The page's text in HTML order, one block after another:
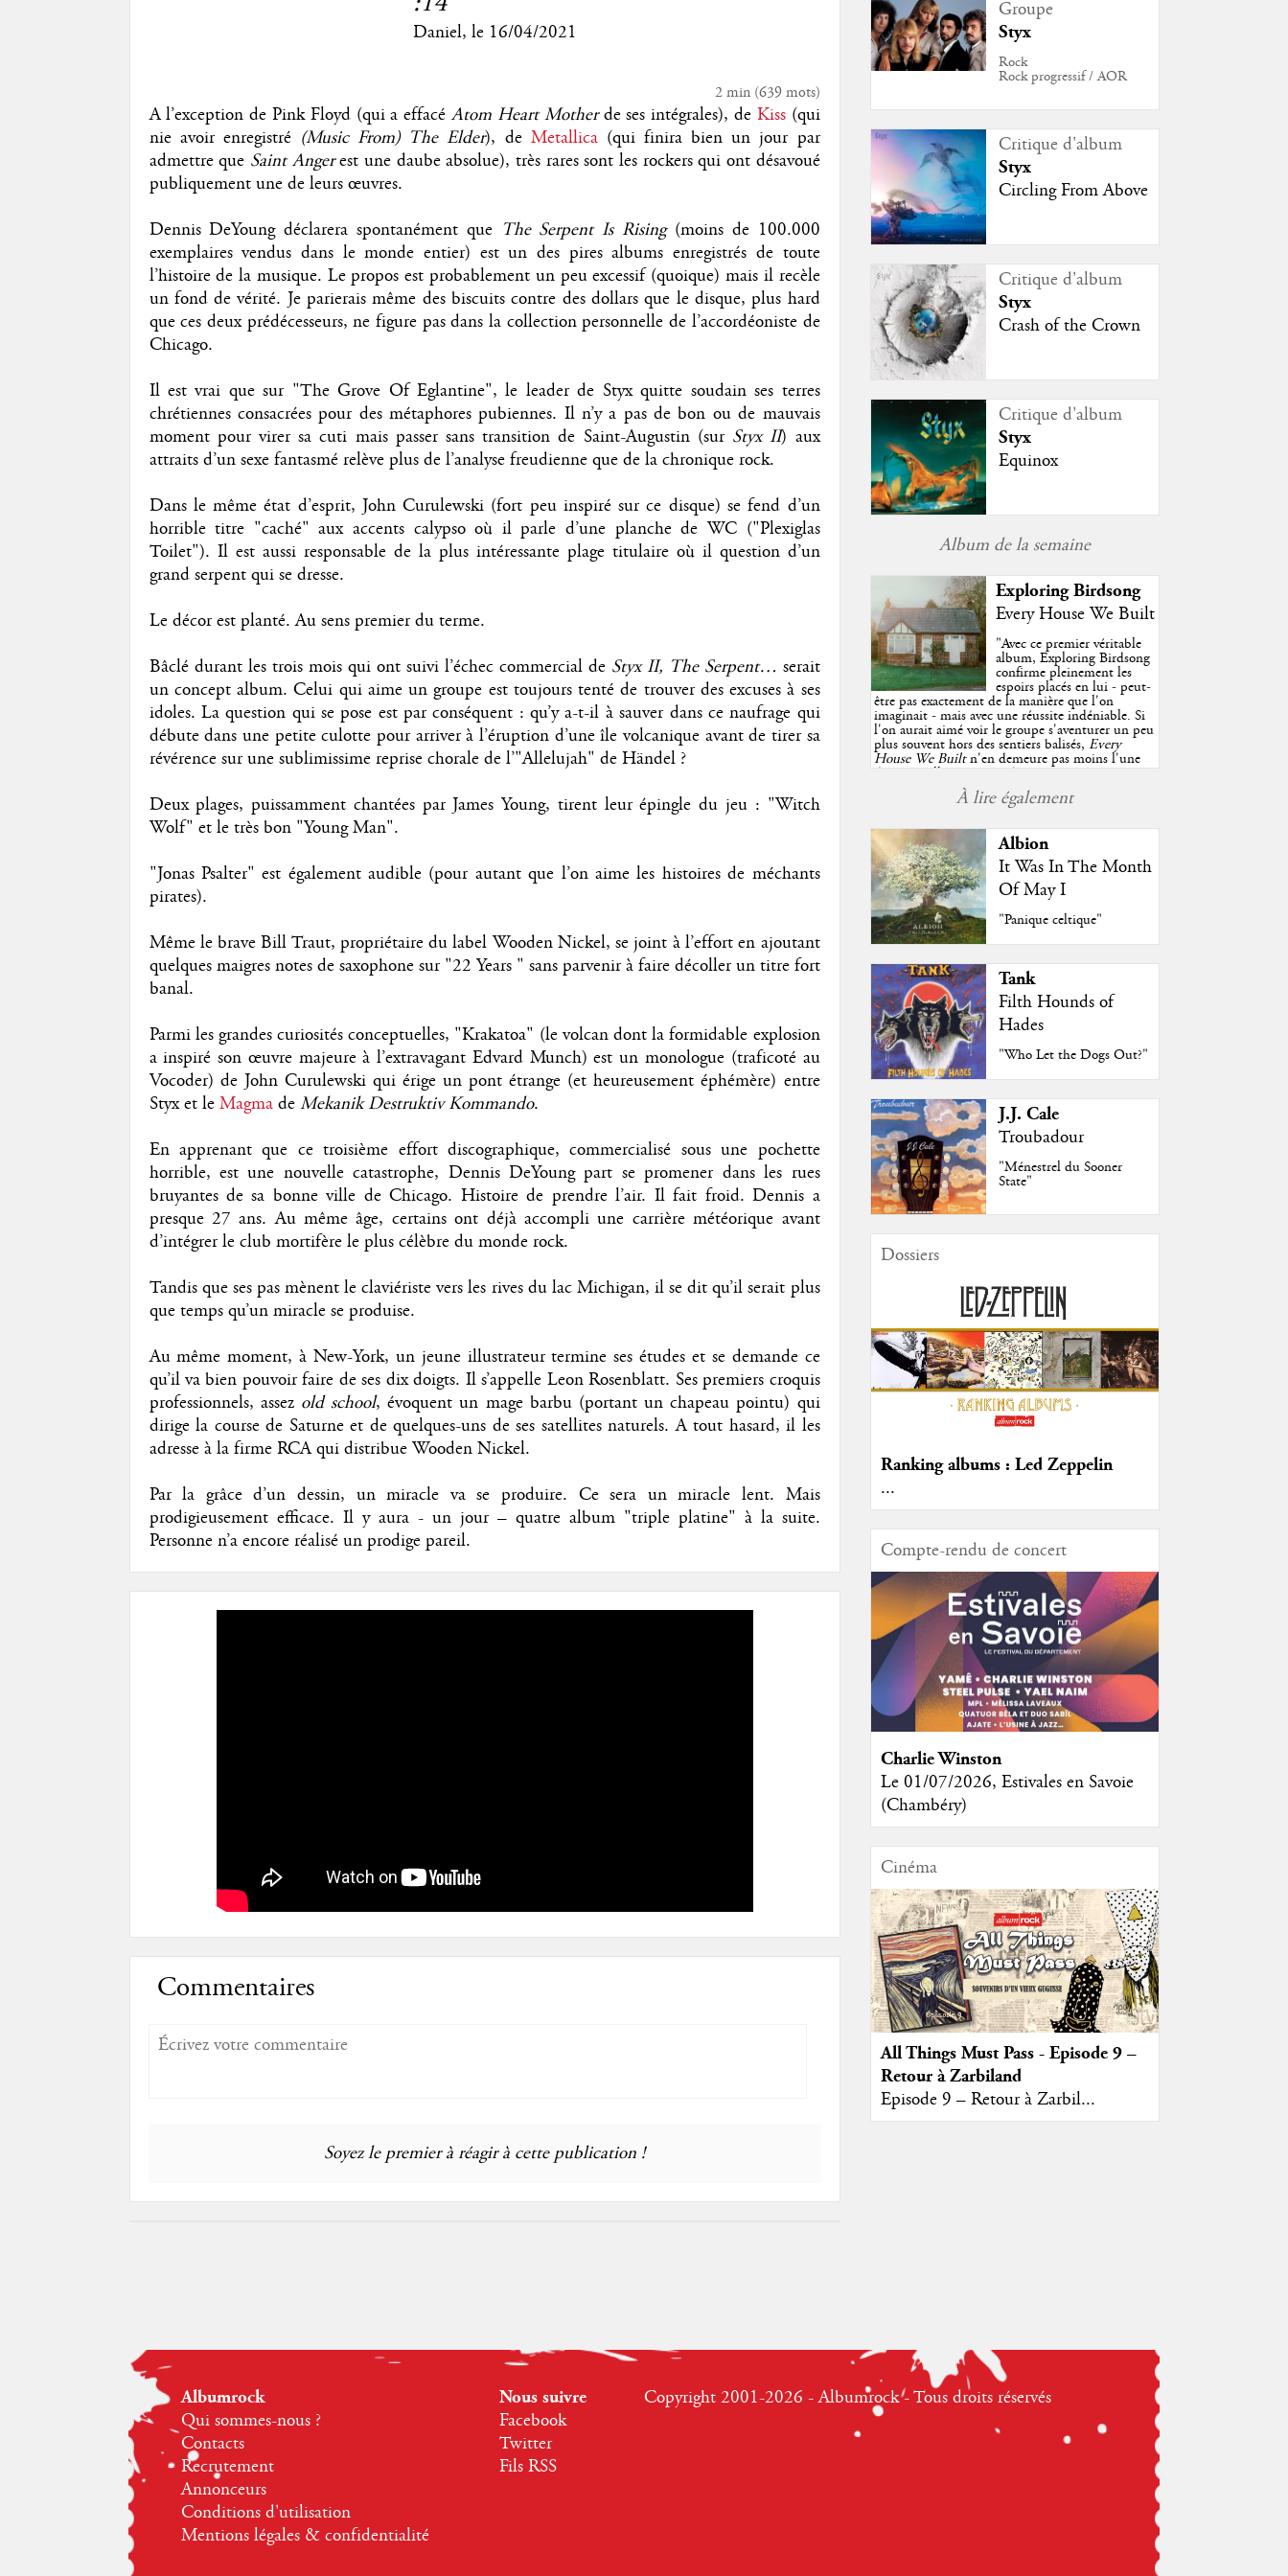
Daniel, le 16/04/2021
2 min(639mots)
A l’exception de Pink Floyd (qui a effacéAtom Heart Motherde ses intégrales), de Kiss(qui
nie avoir enregistré (Music From) The Elder), de Metallica(qui finira bien un jour par
admettre que Saint Angerest une daube absolue), très rares sont les rockers qui ont désavoué
publiquement une de leurs œuvres.
Dennis DeYoung déclarera spontanément que The Serpent Is Rising(moins de 100.000
exemplaires vendus dans le monde entier) est un des pires albums enregistrés de toute
l’histoire de la musique. Le propos est probablement un peu excessif (quoique) mais il recèle
un fond de vérité. Je parierais même des biscuits contre des dollars que le disque, plus hard
que ces deux prédécesseurs, ne figure pas dans la collection personnelle de l’accordéoniste de
Chicago.
Il est vrai que sur "The Grove Of Eglantine", le leader de Styx quitte soudain ses terres
chrétiennes consacrées pour des métaphores pubiennes. Il n’y a pas de bon ou de mauvais
moment pour virer sa cuti mais passer sans transition de Saint-Augustin (sur Styx II) aux
attraits d’un sexe fantasmé relève plus de l’analyse freudienne que de la chronique rock.
Dans le même état d’esprit, John Curulewski (fort peu inspiré sur ce disque) se fend d’un
horrible titre "caché" aux accents calypso où il parle d’une planche de WC ("Plexiglas
Toilet"). Il est aussi responsable de la plus intéressante plage titulaire où il question d’un
grand serpent qui se dresse.
Le décor est planté. Au sens premier du terme.
Bâclé durant les trois mois qui ont suivi l’échec commercial de Styx II, The Serpent… serait
un concept album. Celui qui aime un groupe est toujours tenté de trouver des excuses à ses
idoles. La question qui se pose est par conséquent : qu’y a-t-il à sauver dans ce naufrage qui
débute dans une petite culotte pour arriver à l’éruption d’une île volcanique avant de tirer sa
révérence sur une sublimissime reprise chorale de l’"Allelujah" de Händel ?
Deux plages, puissamment chantées par James Young, tirent leur épingle du jeu : "Witch
Wolf" et le très bon "Young Man".
"Jonas Psalter" est également audible (pour autant que l’on aime les histoires de méchants
pirates).
Même le brave Bill Traut, propriétaire du label Wooden Nickel, se joint à l’effort en ajoutant
quelques maigres notes de saxophone sur "22 Years " sans parvenir à faire décoller un titre fort
banal.
Parmi les grandes curiosités conceptuelles, "Krakatoa" (le volcan dont la formidable explosion
a inspiré son œuvre majeure à l’extravagant Edvard Munch) est un monologue (traficoté au
Vocoder) de John Curulewski qui érige un pont étrange (et heureusement éphémère) entre
Styx et le Magmade Mekanik Destruktiv Kommando.
En apprenant que ce troisième effort discographique, commercialisé sous une pochette
horrible, est une nouvelle catastrophe, Dennis DeYoung part se promener dans les rues
bruyantes de sa bonne ville de Chicago. Histoire de prendre l’air. Il fait froid. Dennis a
presque 27 ans. Au même âge, certains ont déjà accompli une carrière météorique avant
d’intégrer le club mortifère le plus célèbre du monde rock.
Tandis que ses pas mènent le claviériste vers les rives du lac Michigan, il se dit qu’il serait plus
que temps qu’un miracle se produise.
Au même moment, à New-York, un jeune illustrateur termine ses études et se demande ce
qu’il va bien pouvoir faire de ses dix doigts. Il s’appelle Leon Rosenblatt. Ses premiers croquis
professionnels, assez old school, évoquent un mage barbu (portant un chapeau pointu) qui
dirige la course de Saturne et de quelques-uns de ses satellites naturels. A tout hasard, il les
adresse à la firme RCA qui distribue Wooden Nickel.
Par la grâce d’un dessin, un miracle va se produire. Ce sera un miracle lent. Mais
prodigieusement efficace. Il y aura - un jour – quatre album "triple platine" à la suite.
Personne n’a encore réalisé un prodige pareil.
Commentaires
Soyez le premier à réagir à cette publication !
Groupe
Styx
Rock
Rock progressif / AOR
Critique d'album
Styx
Circling From Above
Critique d'album
Styx
Crash of the Crown
Critique d'album
Styx
Equinox
Album de la semaine
Exploring Birdsong
Every House We Built
"Avec ce premier véritable
album, Exploring Birdsong
confirme pleinement les
espoirs placés en lui - peut-
être pas exactement de la manière que l'on
imaginait - mais avec une réussite indéniable. Si
l'on aurait aimé voir le groupe s'aventurer un peu
plus souvent hors des sentiers balisés,Every
House We Builtn'en demeure pas moins l'une
des très belles surprises de cette année, porté par
plusieurs morceaux qui trouveront sans difficulté
une place de choix dans vos playlists estivales.
À lire également
Albion
It Was In The Month
Of May I
"Panique celtique"
Tank
Filth Hounds of
Hades
"Who Let the Dogs Out?"
J.J. Cale
Troubadour
"Ménestrel du Sooner
State"
Dossiers
Ranking albums : Led Zeppelin
...
Compte-rendu de concert
Charlie Winston
Le 01/07/2026, Estivales en Savoie
(Chambéry)
Cinéma
All Things Must Pass - Episode 9 –
Retour à Zarbiland
Episode 9 – Retour à Zarbil...
Albumrock
Qui sommes-nous ?
Contacts
Recrutement
Annonceurs
Conditions d'utilisation
Mentions légales & confidentialité
Nous suivre
Facebook
Twitter
Fils RSS
Copyright 2001-2026 - Albumrock - Tous droits réservés